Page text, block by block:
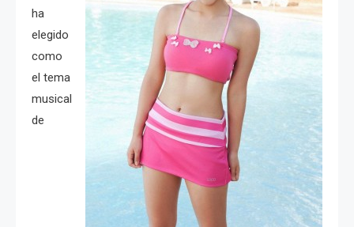
ha
elegido
como
el tema
musical
de